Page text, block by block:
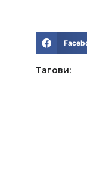
Тагови: